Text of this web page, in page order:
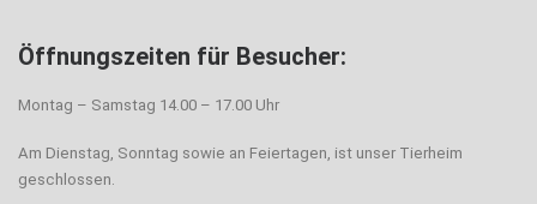
Öffnungszeiten für Besucher:
Montag – Samstag 14.00 – 17.00 Uhr
Am Dienstag, Sonntag sowie an Feiertagen, ist unser Tierheim
geschlossen.